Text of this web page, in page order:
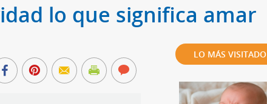
lo que significa amar
LO MÁS VISITADO